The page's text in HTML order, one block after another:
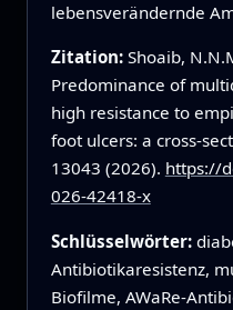
lebensverändernde
Zitation: Shoaib,
Predominance of
high resistance to
foot ulcers: a cross-
13043 (2026). https://
026-42418-x
Schlüsselwörter:
Antibiotikaresistenz,
Biofilme, AWaRe-